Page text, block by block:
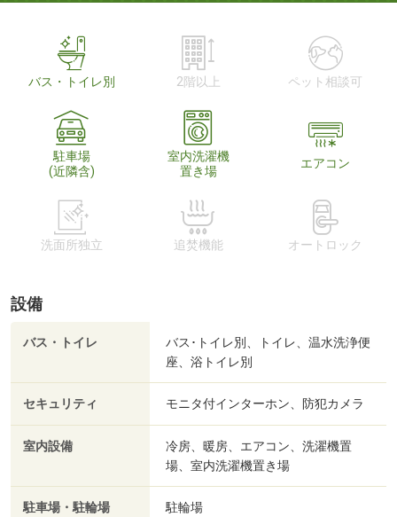
バス・トイレ別 2階以上 ペット相談可
駐車場
(近隣含)
室内洗濯機
置き場
エアコン
洗面所独立 追焚機能 オートロック
設備
バス・トイレ
バス･トイレ別、トイレ、温水洗浄便
座、浴トイレ別
セキュリティ モニタ付インターホン、防犯カメラ
室内設備
冷房、暖房、エアコン、洗濯機置
場、室内洗濯機置き場
駐車場・駐輪場 駐輪場